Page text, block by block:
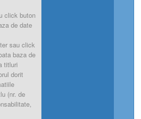
click buton
de date
sau click
baza de
titluri
dorit
(nr. de